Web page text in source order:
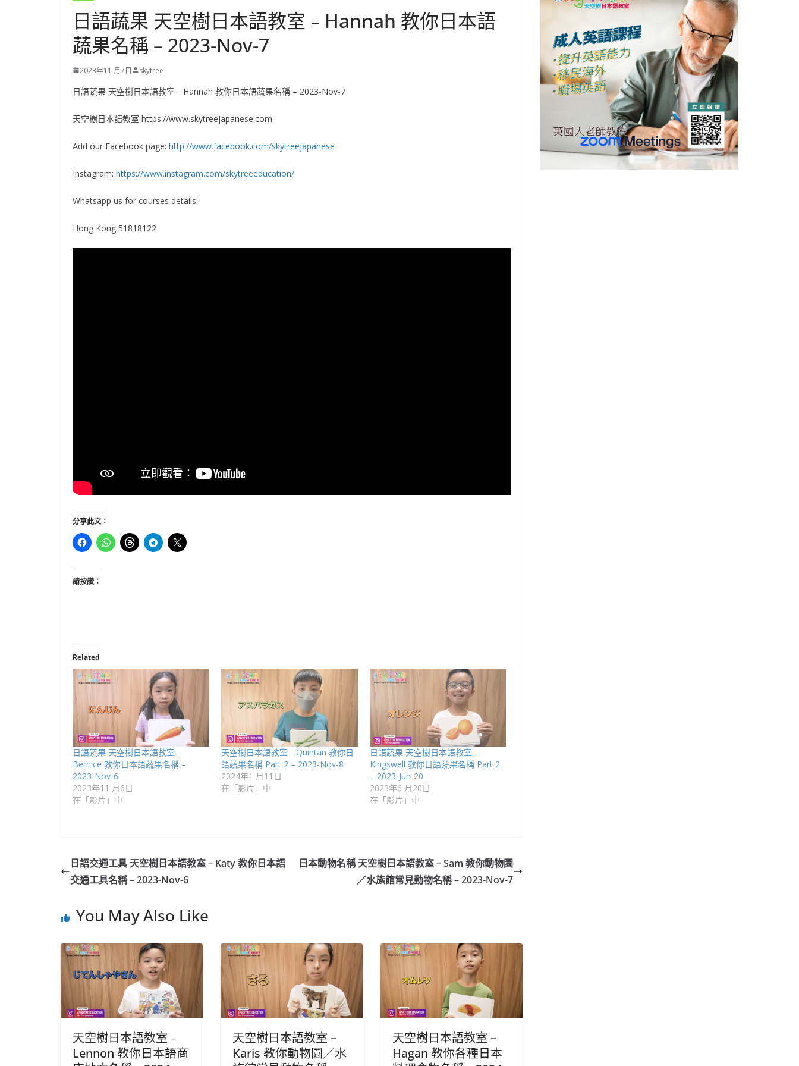
日語蔬果 天空樹日本語教室﹣Hannah 教你日本語
蔬果名稱 – 2023-Nov-7
2023年11 月7日 skytree
日語蔬果 天空樹日本語教室﹣Hannah 教你日本語蔬果名稱 – 2023-Nov-7
天空樹日本語教室 https://www.skytreejapanese.com
Add our Facebook page: http://www.facebook.com/skytreejapanese
Instagram: https://www.instagram.com/skytreeeducation/
Whatsapp us for courses details:
Hong Kong 51818122
分享此文：
請按讚：
Related
日語蔬果 天空樹日本語教室﹣
Bernice 教你日本語蔬果名稱 –
2023-Nov-6
2023年11 月6日
在「影片」中
天空樹日本語教室﹣Quintan 教你日
語蔬果名稱 Part 2 – 2023-Nov-8
2024年1 月11日
在「影片」中
日語蔬果 天空樹日本語教室﹣
Kingswell 教你日語蔬果名稱 Part 2
– 2023-Jun-20
2023年6 月20日
在「影片」中
日語交通工具 天空樹日本語教室 – Katy 教你日本語
交通工具名稱 – 2023-Nov-6
日本動物名稱 天空樹日本語教室 – Sam 教你動物園
／水族館常見動物名稱 – 2023-Nov-7
You May Also Like
天空樹日本語教室﹣
Lennon 教你日本語商
天空樹日本語教室 –
Karis 教你動物園／水
天空樹日本語教室 –
Hagan 教你各種日本